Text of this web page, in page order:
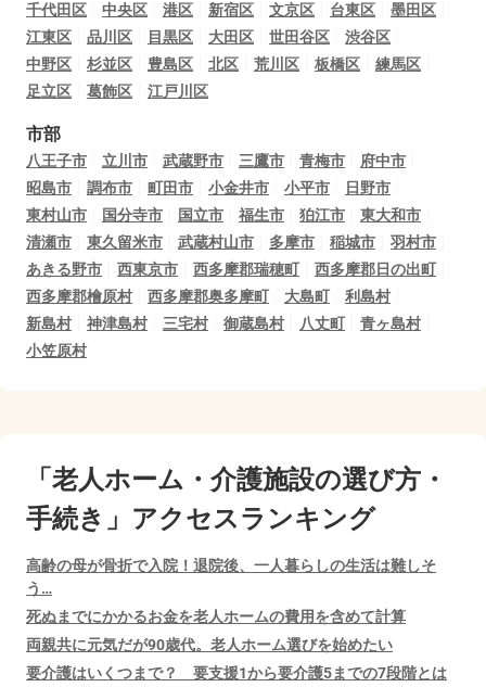
千代田区 中央区 港区 新宿区 文京区 台東区
墨田区
江東区
品川区 目黒区 大田区 世田谷区
渋谷区
中野区
杉並区 豊島区 北区 荒川区 板橋区
練馬区
足立区
葛飾区 江戸川区
市部
八王子市 立川市 武蔵野市 三鷹市 青梅市
府中市
昭島市
調布市 町田市 小金井市 小平市
日野市
東村山市
国分寺市 国立市 福生市 狛江市
東大和市
清瀬市
東久留米市 武蔵村山市 多摩市 稲城市
羽村市
あきる野市
西東京市 西多摩郡瑞穂町
西多摩郡日の出町
西多摩郡檜原村
西多摩郡奥多摩町 大島町
利島村
新島村
神津島村 三宅村 御蔵島村 八丈町
青ヶ島村
小笠原村
「老人ホーム・介護施設の選び方・
手続き」アクセスランキング
高齢の母が骨折で入院！退院後、一人暮らしの生活は難しそ
う…
死ぬまでにかかるお金を老人ホームの費用を含めて計算
両親共に元気だが90歳代。老人ホーム選びを始めたい
要介護はいくつまで？ 要支援1から要介護5までの7段階とは